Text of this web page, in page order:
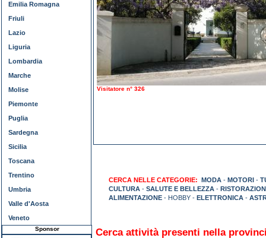
Visitatore n° 326
CERCA NELLE CATEGORIE: MODA - MOTORI -
CULTURA - SALUTE E BELLEZZA -
ALIMENTAZIONE - HOBBY - ELETTRONICA -
Cerca attività presenti nella
Emilia Romagna
Friuli
Lazio
Liguria
Lombardia
Marche
Molise
Piemonte
Puglia
Sardegna
Sicilia
Toscana
Trentino
Umbria
Valle d'Aosta
Veneto
Sponsor